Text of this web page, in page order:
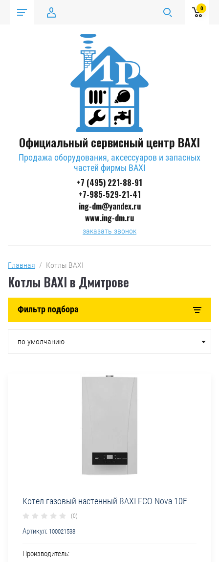
0
Официальный сервисный центр BAXI
Продажа оборудования, аксессуаров и запасных
частей фирмы BAXI
+7 (495) 221-88-91
+7-985-529-21-41
ing-dm@yandex.ru
www.ing-dm.ru
заказать звонок
Главная
  /  Котлы BAXI
Котлы BAXI в Дмитрове
Фильтр подбора
по умолчанию
Котел газовый настенный BAXI ECO Nova 10F
(0)
Артикул: 100021538
Производитель: